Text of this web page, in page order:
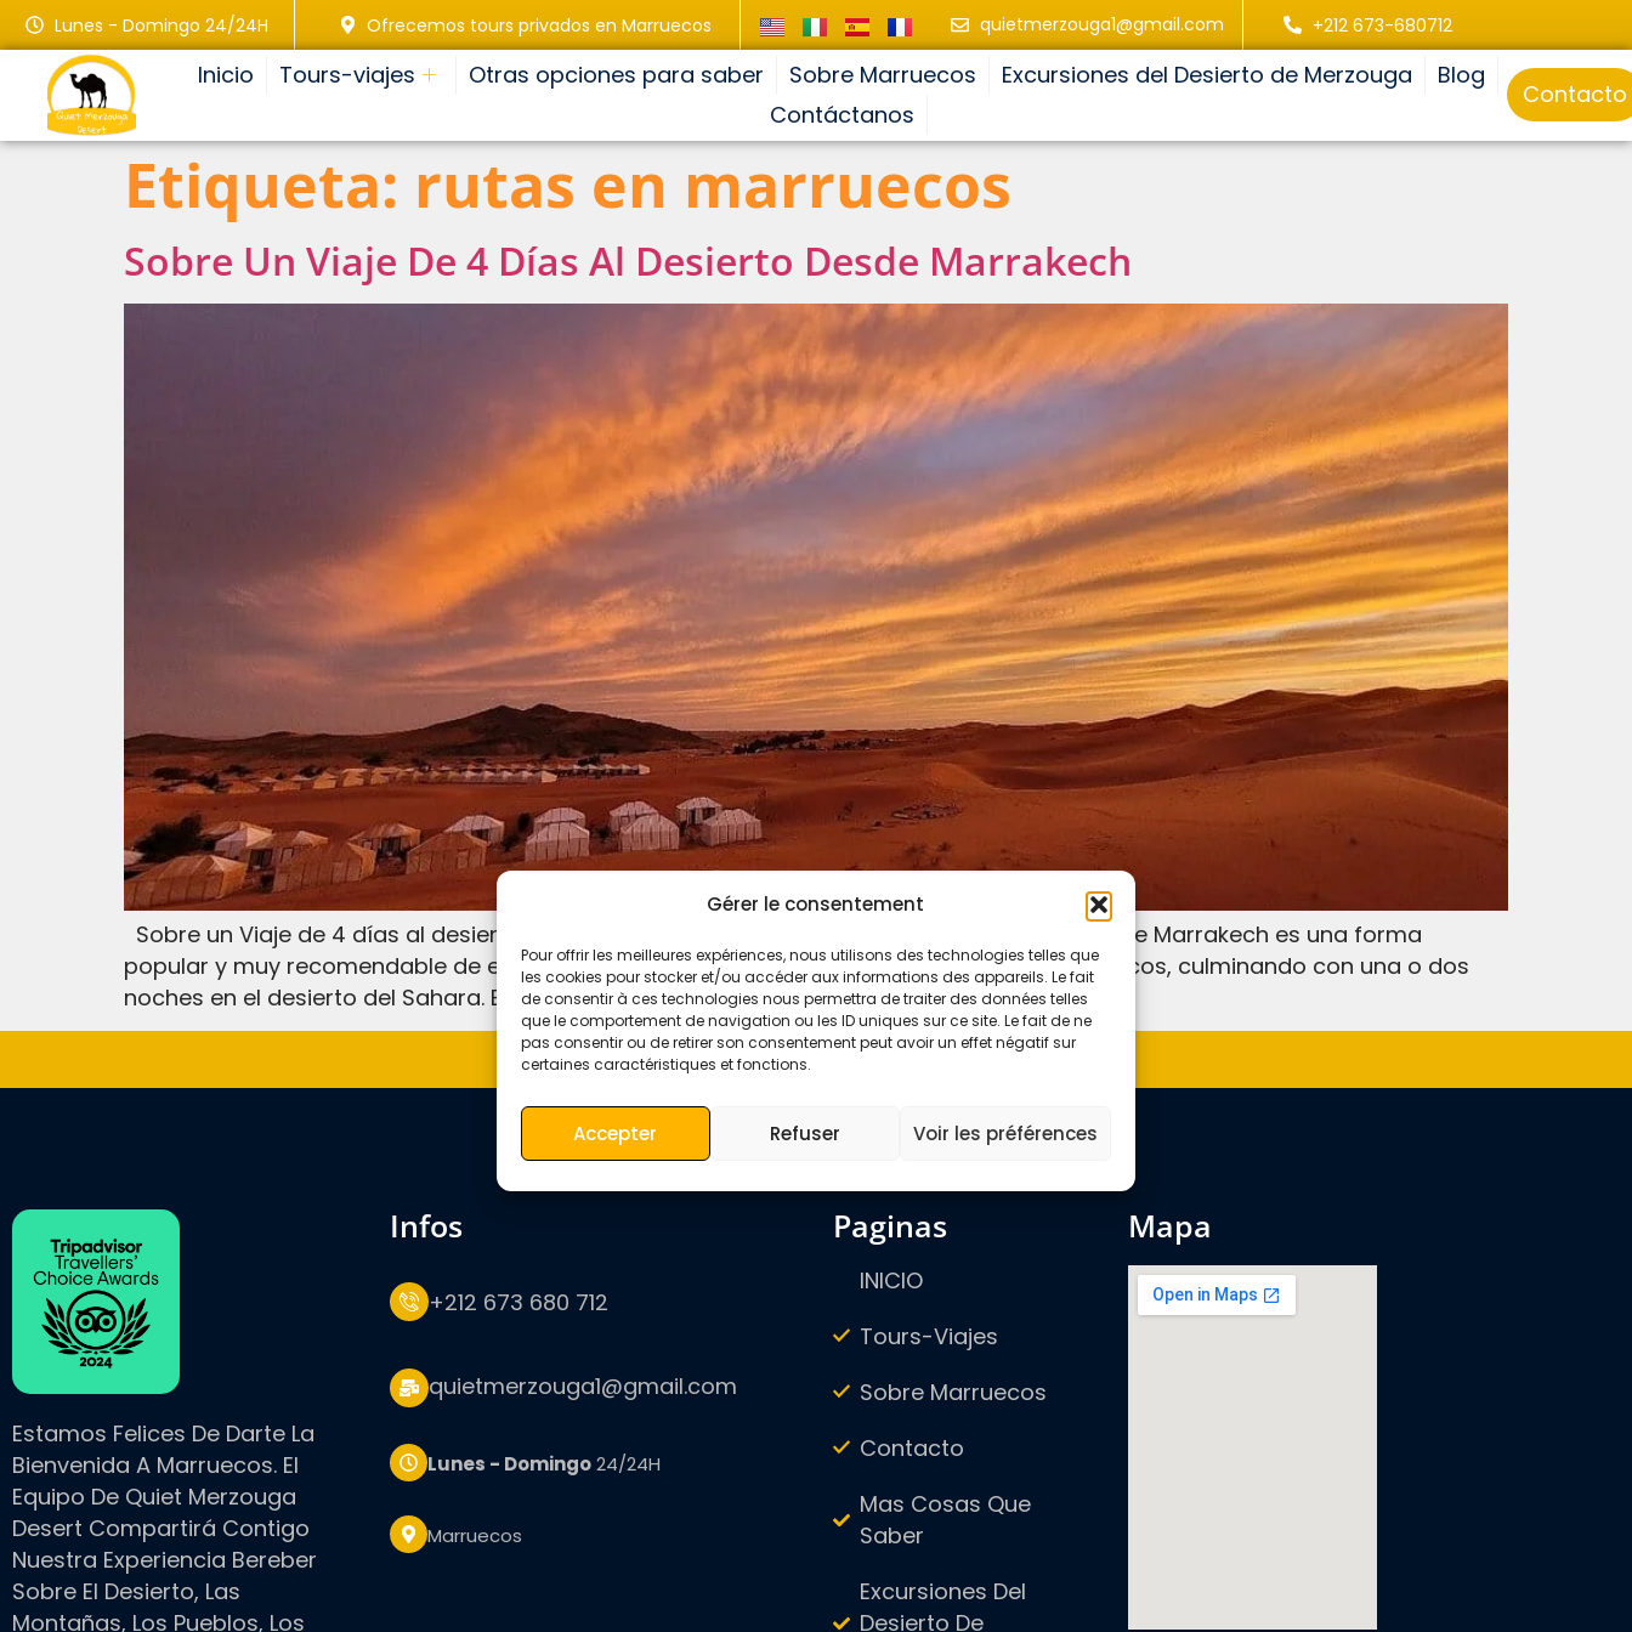
Gérer le consentement
Pour offrir les meilleures expériences, nous utilisons des technologies telles que
les cookies pour stocker et/ou accéder aux informations des appareils. Le fait
de consentir à ces technologies nous permettra de traiter des données telles
que le comportement de navigation ou les ID uniques sur ce site. Le fait de ne
pas consentir ou de retirer son consentement peut avoir un effet négatif sur
certaines caractéristiques et fonctions.
Accepter Refuser Voir les préférences
Lunes - Domingo 24/24H Ofrecemos tours privados en Marruecos quietmerzouga1@gmail.com +212 673-680712
Inicio Tours-viajes Otras opciones para saber Sobre Marruecos Excursiones del Desierto de Merzouga
Blog
Contáctanos
Contacto
Etiqueta: rutas en marruecos
Sobre Un Viaje De 4 Días Al Desierto Desde Marrakech
Sobre un Viaje de 4 días al desierto desde Marrakech Un tour de 4 días por el desierto desde Marrakech es una forma
popular y muy recomendable de experimentar la diversidad de paisajes y cultura de Marruecos, culminando con una o dos
noches en el desierto del Sahara. En Quiet Merzouga Desert, hemos creado […]
Estamos Felices De Darte La
Bienvenida A Marruecos. El
Equipo De Quiet Merzouga
Desert Compartirá Contigo
Nuestra Experiencia Bereber
Sobre El Desierto, Las
Montañas, Los Pueblos, Los
infos
+212 673 680 712
quietmerzouga1@gmail.com
Lunes - Domingo24/24H
Marruecos
paginas
INICIO
Tours-Viajes
Sobre Marruecos
Contacto
Mas Cosas Que
Saber
Excursiones Del
Desierto De
mapa